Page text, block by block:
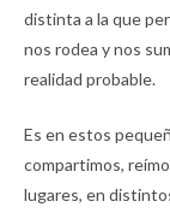
distinta a la que
nos rodea y nos
realidad probable.
Es en estos
compartimos,
lugares, en